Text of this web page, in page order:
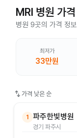
MRI 병원 가격
병원 9곳의 가격 정
최저가
33만원
swap_vert 가격 낮은 순
1 파주한빛병원
경기 파주시